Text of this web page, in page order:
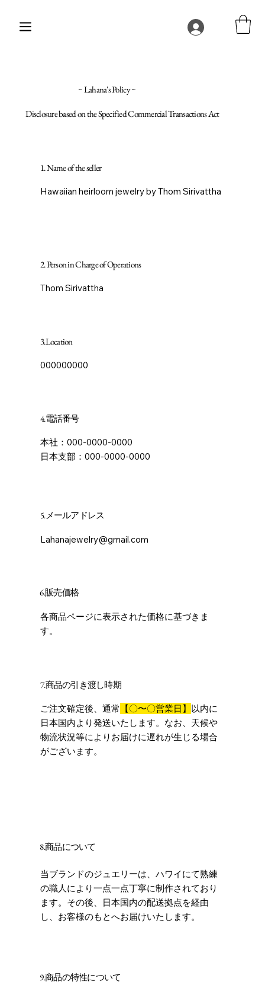
~ Lahana's Policy ~
Disclosure based on the Specified Commercial Transactions Act
1. Name of the seller
Hawaiian heirloom jewelry by Thom Sirivattha
2. Person in Charge of Operations
Thom Sirivattha
3.Location
000000000
4.電話番号
本社：000-0000-0000
​日本支部：​000-0000-0000
5.メールアドレス
Lahanajewelry@gmail.com
6.販売価格
各商品ページに表示された価格に基づきま
す。
7.商品の引き渡し時期
ご注文確定後、通常 【〇〜〇営業日】 以内に
日本国内より発送いたします。なお、天候や
物流状況等によりお届けに遅れが生じる場合
がございます。
8.商品について
当ブランドのジュエリーは、ハワイにて熟練
の職人により一点一点丁寧に制作されており
ます。その後、日本国内の配送拠点を経由
し、お客様のもとへお届けいたします。
9.商品の特性について